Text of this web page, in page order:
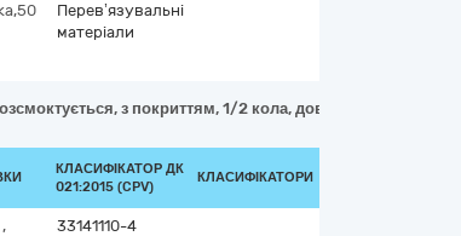
Перев’язувальні
матеріали
з покриттям, 1/2 кола, довжина голки, 35,
КЛАСИФІКАТОР ДК
021:2015 (CPV)
КЛАСИФІКАТОРИ
,
33141110-4